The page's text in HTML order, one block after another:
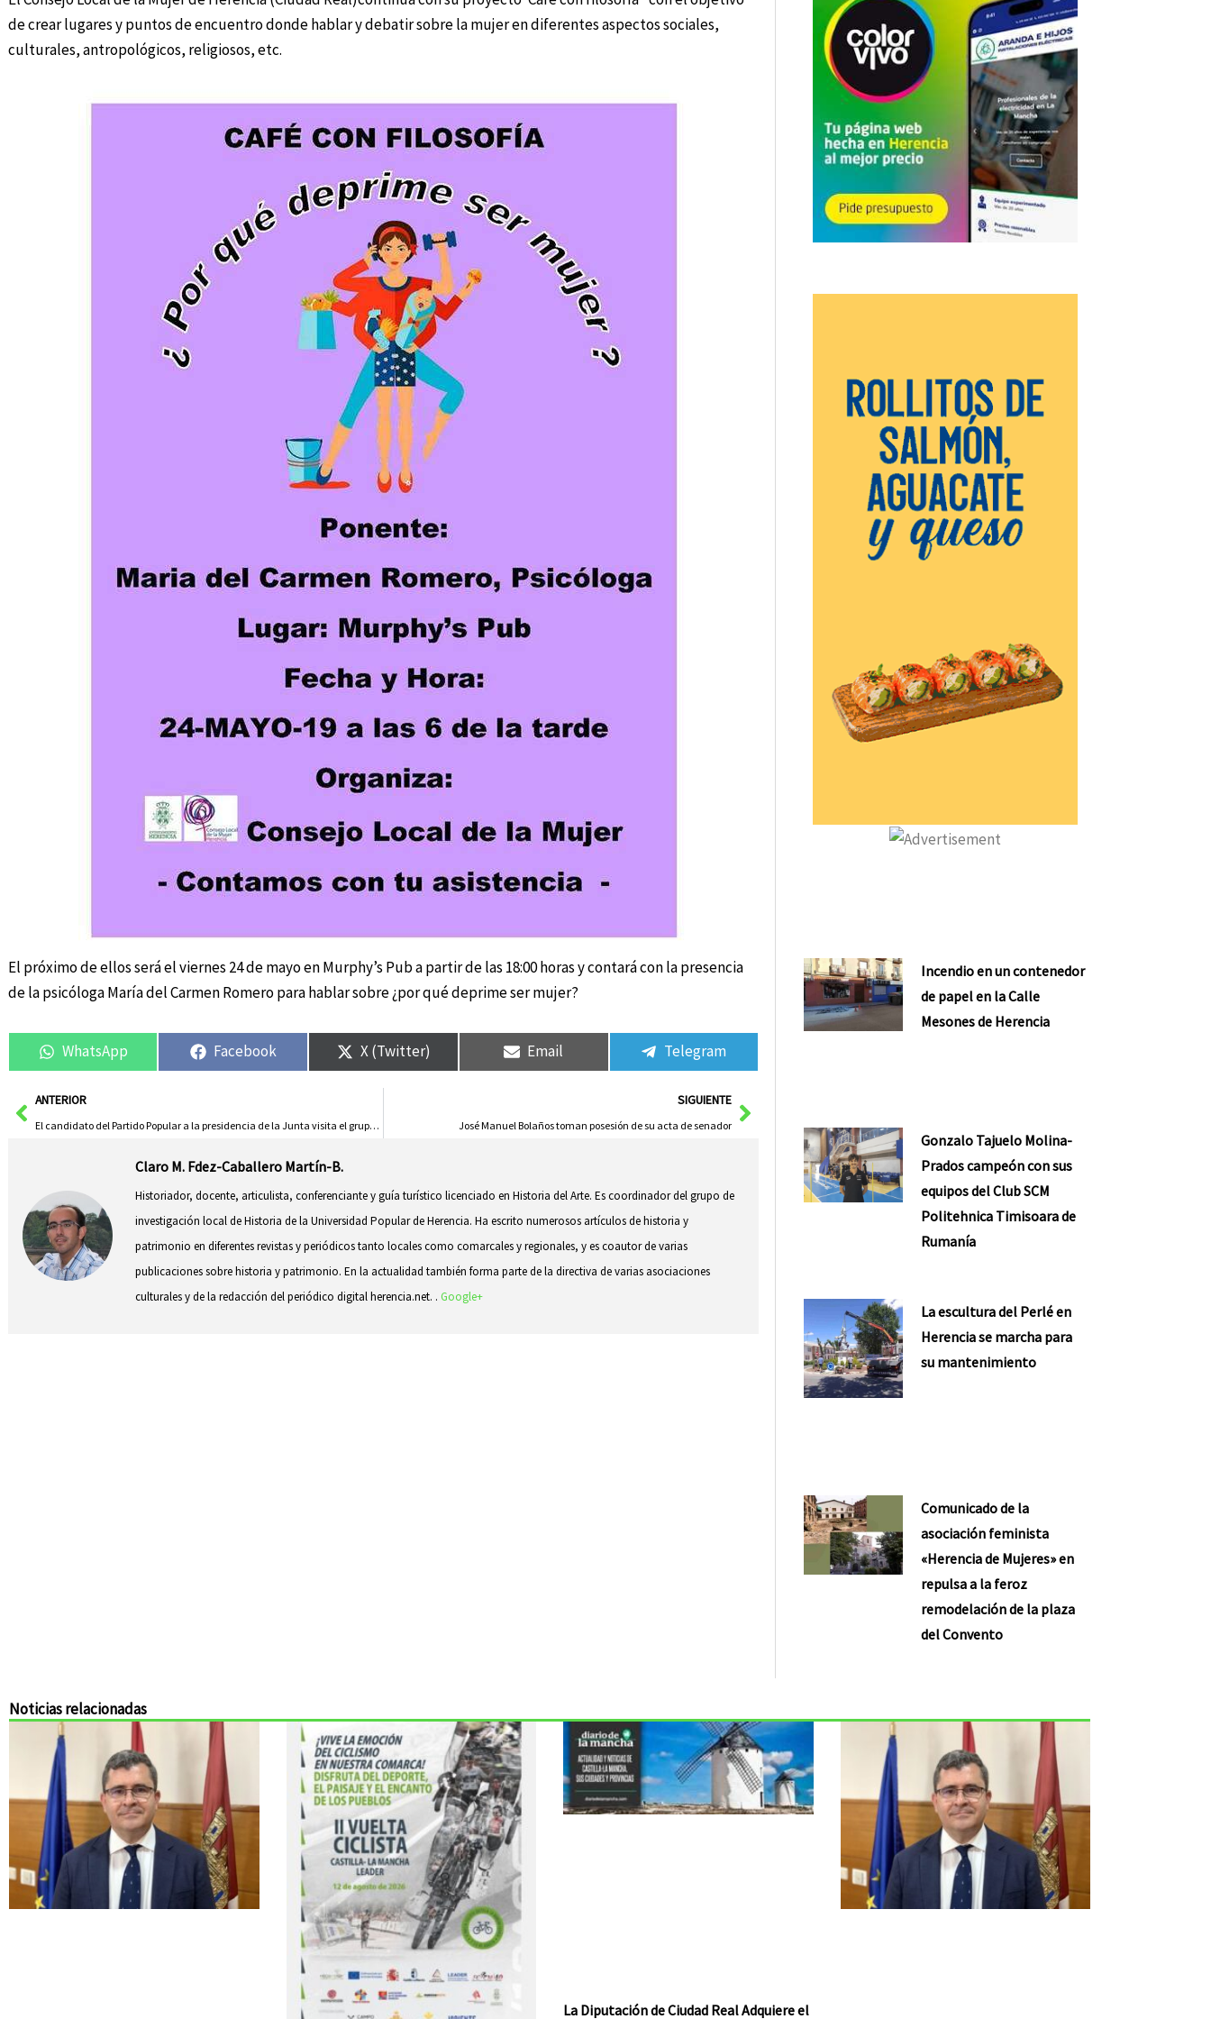
de crear lugares y puntos de encuentro donde hablar y debatir sobre la mujer en diferentes aspectos sociales,
culturales, antropológicos, religiosos, etc.
El próximo de ellos será el viernes 24 de mayo en Murphy’s Pub a partir de las 18:00 horas y contará con la presencia
de la psicóloga María del Carmen Romero para hablar sobre ¿por qué deprime ser mujer?
WhatsApp Facebook X (Twitter) Email Telegram
AntANTERIOR
El candidato del Partido Popular a la presidencia de la Junta visita el grupo TTSD
SIGUIENTE
José Manuel Bolaños toman posesión de su acta de senador
Siguiente
Claro M. Fdez-Caballero Martín-B.
Historiador, docente, articulista, conferenciante y guía turístico licenciado en Historia del Arte. Es coordinador del grupo de
investigación local de Historia de la Universidad Popular de Herencia. Ha escrito numerosos artículos de historia y
patrimonio en diferentes revistas y periódicos tanto locales como comarcales y regionales, y es coautor de varias
publicaciones sobre historia y patrimonio. En la actualidad también forma parte de la directiva de varias asociaciones
culturales y de la redacción del periódico digital herencia.net. . Google+
Incendio en un contenedor
de papel en la Calle
Mesones de Herencia
Gonzalo Tajuelo Molina-
Prados campeón con sus
equipos del Club SCM
Politehnica Timisoara de
Rumanía
La escultura del Perlé en
Herencia se marcha para
su mantenimiento
Comunicado de la
asociación feminista
«Herencia de Mujeres» en
repulsa a la feroz
remodelación de la plaza
del Convento
Noticias relacionadas
La Diputación de Ciudad Real Adquiere el